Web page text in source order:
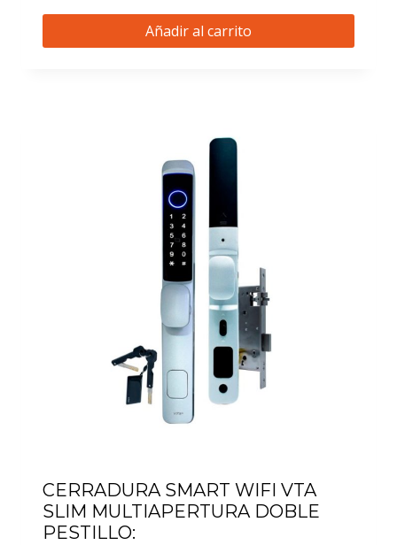
Añadir al carrito
CERRADURA SMART WIFI VTA
SLIM MULTIAPERTURA DOBLE
PESTILLO: